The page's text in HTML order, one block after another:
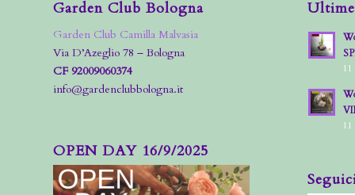
Garden Club Bologna
Garden Club Camilla Malvasia
Via D’Azeglio 78 – Bologna
CF 92009060374
info@gardenclubbologna.it
OPEN DAY 16/9/2025